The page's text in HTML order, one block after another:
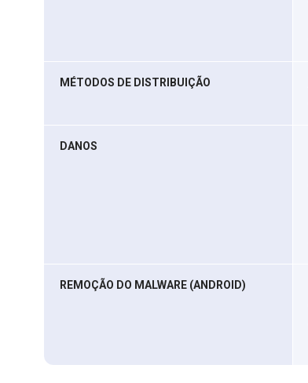
MÉTODOS DE DISTRIBUIÇÃO
DANOS
REMOÇÃO DO MALWARE (ANDROID)